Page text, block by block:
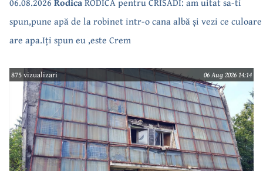
spun,pune apă de la robinet intr-o cana albă și vezi ce culoare
are apa.Iți spun eu ,este Crem
875 vizualizari 06 Aug 2026 14:14